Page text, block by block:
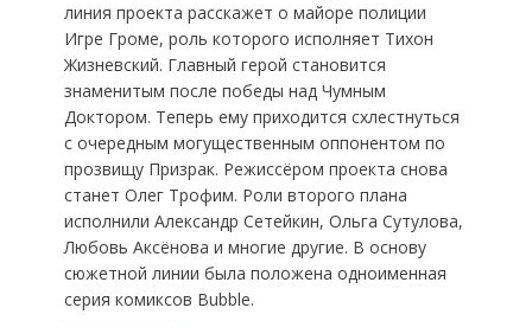
линия проекта расскажет о майоре полиции
Игре Громе, роль которого исполняет Тихон
Жизневский. Главный герой становится
знаменитым после победы над Чумным
Доктором. Теперь ему приходится схлестнуться
с очередным могущественным оппонентом по
прозвищу Призрак. Режиссёром проекта снова
станет Олег Трофим. Роли второго плана
исполнили Александр Сетейкин, Ольга Сутулова,
Любовь Аксёнова и многие другие. В основу
сюжетной линии была положена одноименная
серия комиксов Bubble.